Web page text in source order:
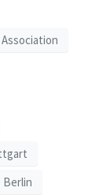
Association
Berlin